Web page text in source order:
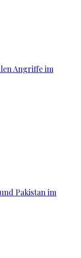
Angriffe im
Pakistan im